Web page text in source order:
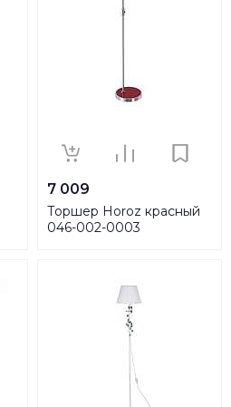
7 009
Торшер Horoz красный
046-002-0003